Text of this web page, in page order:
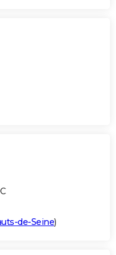
de-Seine)